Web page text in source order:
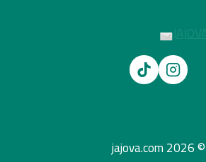
© 2026 jajova.com